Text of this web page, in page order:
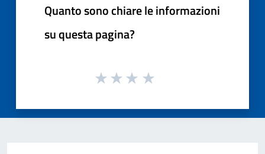
Quanto sono chiare le informazioni
su questa pagina?